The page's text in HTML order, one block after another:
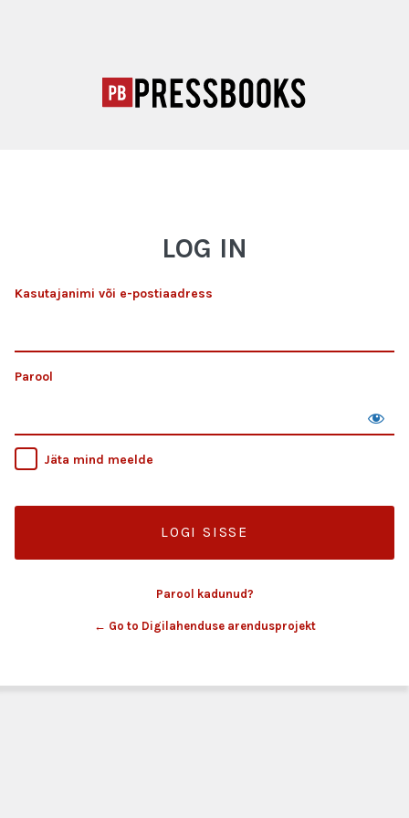
LOG IN
Kasutajanimi või e-postiaadress
Parool
Jäta mind meelde
Parool kadunud?
← Go to Digilahenduse arendusprojekt